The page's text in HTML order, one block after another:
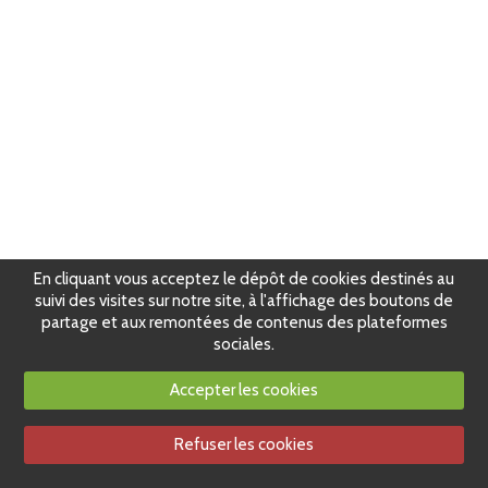
En cliquant vous acceptez le dépôt de cookies destinés au
suivi des visites sur notre site, à l'affichage des boutons de
partage et aux remontées de contenus des plateformes
sociales.
Accepter les cookies
Refuser les cookies